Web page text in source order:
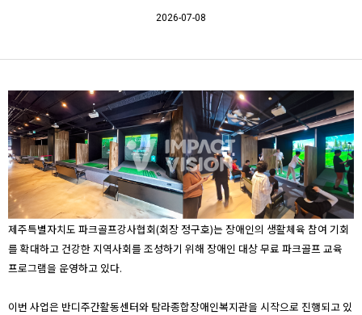
2026-07-08
제주특별자치도 파크골프강사협회(회장 정구호)는 장애인의 생활체육 참여 기회
를 확대하고 건강한 지역사회를 조성하기 위해 장애인 대상 무료 파크골프 교육
프로그램을 운영하고 있다.
이번 사업은 반디주간활동센터와 탐라종합장애인복지관을 시작으로 진행되고 있